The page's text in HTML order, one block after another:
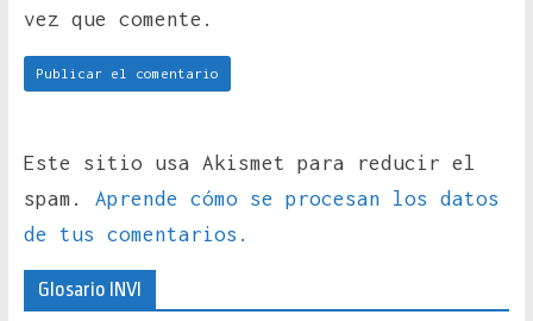
vez que comente.
Este sitio usa Akismet para reducir el
spam. Aprende cómo se procesan los datos
de tus comentarios.
Glosario INVI